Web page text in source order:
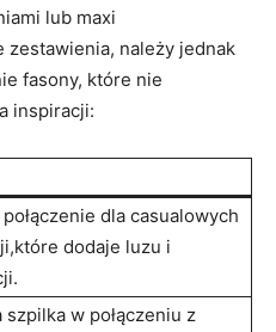
lub maxi
zestawienia, należy jednak
fasony, które nie
inspiracji:
dla casualowych
dodaje luzu i
szpilka w połączeniu z